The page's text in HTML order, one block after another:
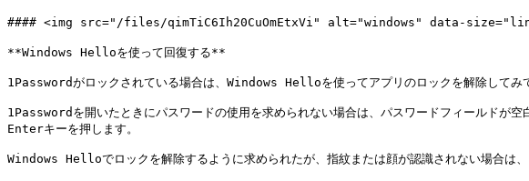
#### <img src="/files/qimTiC6Ih20CuOmEtxVi" alt="windows" data-
**Windows Helloを使って回復する**
1Passwordがロックされている場合は、Windows Helloを使ってアプリのロックを解除してみ
1Passwordを開いたときにパスワードの使用を求められない場合は、パスワードフィー
Enterキーを押します。
Windows Helloでロックを解除するように求められたが、指紋または顔が認識されない場合は